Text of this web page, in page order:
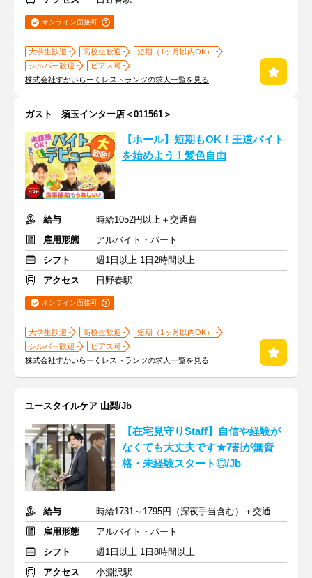
オンライン面接可
大学生歓迎 高校生歓迎
短期（1ヶ月以内OK）
シルバー歓迎
ピアス可
株式会社すかいらーくレストランツの求人一覧を見る
ガスト 須玉インター店＜011561＞
【ホール】短期もOK！王道バイト
を始めよう！髪色自由
給与
時給1052円以上＋交通費
雇用形態
アルバイト・パート
シフト
週1日以上 1日2時間以上
アクセス
日野春駅
オンライン面接可
大学生歓迎 高校生歓迎
短期（1ヶ月以内OK）
シルバー歓迎
ピアス可
株式会社すかいらーくレストランツの求人一覧を見る
ユースタイルケア 山梨/Jb
【在宅見守りStaff】自信や経験が
なくても大丈夫です★7割が無資
格・未経験スタート◎/Jb
給与
時給1731～1795円（深夜手当含む）＋交通費支給
雇用形態
アルバイト・パート
シフト
週1日以上 1日8時間以上
アクセス
小淵沢駅